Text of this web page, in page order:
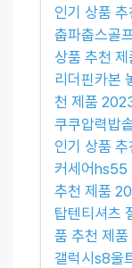
인기 상품
춥파춥스골
상품 추천
리더핀카본
천 제품
쿠쿠압력밥
인기 상품
커세어hs55
추천 제품
탑텐티셔츠
품 추천 제
갤럭시s8울